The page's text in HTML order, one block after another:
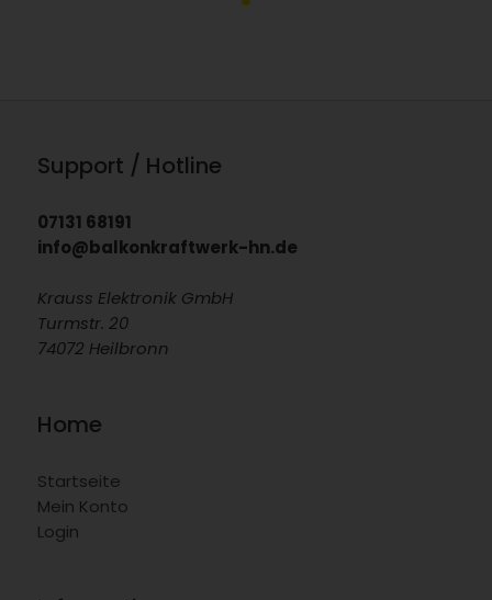
Support / Hotline
07131 68191
info@balkonkraftwerk-hn.de
Krauss Elektronik GmbH
Turmstr. 20
74072 Heilbronn
Home
Startseite
Mein Konto
Login